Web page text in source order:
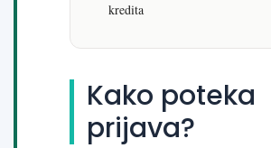
kredita
Kako poteka
prijava?